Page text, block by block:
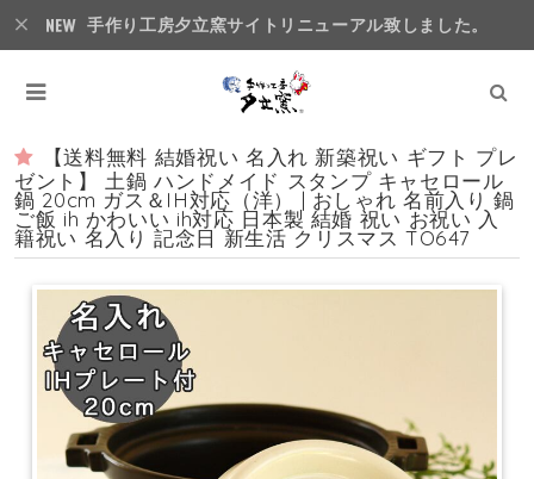
手作り工房夕立窯サイトリニューアル致しました。
【送料無料 結婚祝い 名入れ 新築祝い ギフト プレ
ゼント】 土鍋 ハンドメイド スタンプ キャセロール
鍋 20cm ガス＆IH対応（洋） | おしゃれ 名前入り 鍋
ご飯 ih かわいい ih対応 日本製 結婚 祝い お祝い 入
籍祝い 名入り 記念日 新生活 クリスマス TO647